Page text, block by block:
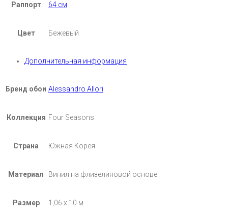
Раппорт 64 см
Цвет Бежевый
Дополнительная информация
Бренд обои Alessandro Allori
Коллекция Four Seasons
Страна Южная Корея
Материал Винил на флизелиновой основе
Размер 1,06 х 10 м